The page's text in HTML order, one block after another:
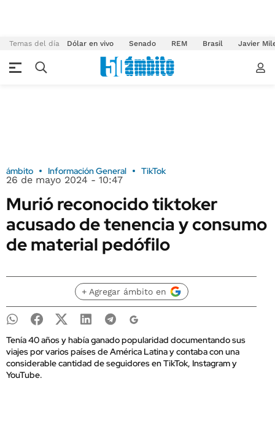
Temas del día Dólar en vivo Senado REM Brasil Javier
ámbito Información General TikTok
26 de mayo 2024 - 10:47
Murió reconocido tiktoker
acusado de tenencia y consumo
de material pedófilo
+ Agregar ámbito en
Tenía 40 años y había ganado popularidad documentando sus
viajes por varios países de América Latina y contaba con una
considerable cantidad de seguidores en TikTok, Instagram y
YouTube.